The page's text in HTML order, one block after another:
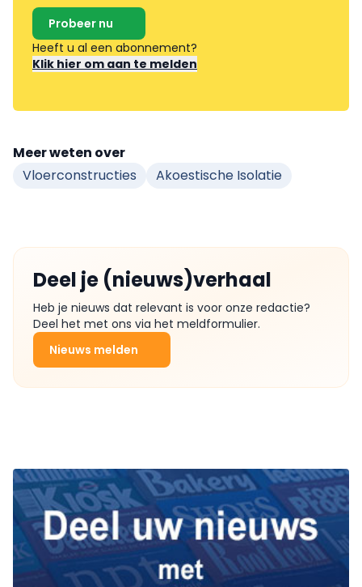
Probeer nu
Heeft u al een abonnement?
Klik hier om aan te melden
Meer weten over
Vloerconstructies
Akoestische Isolatie
Deel je (nieuws)verhaal
Heb je nieuws dat relevant is voor onze redactie?
Deel het met ons via het meldformulier.
Nieuws melden